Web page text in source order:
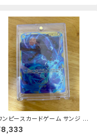
ンピースカードゲーム サンジ パ
レル